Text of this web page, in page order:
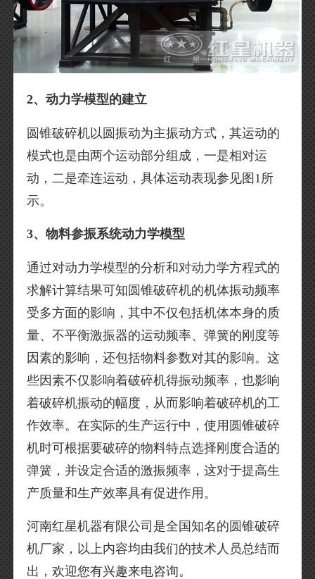
2、动力学模型的建立
圆锥破碎机以圆振动为主振动方式，其运动的
模式也是由两个运动部分组成，一是相对运
动，二是牵连运动，具体运动表现参见图1所
示。
3、物料参振系统动力学模型
通过对动力学模型的分析和对动力学方程式的
求解计算结果可知圆锥破碎机的机体振动频率
受多方面的影响，其中不仅包括机体本身的质
量、不平衡激振器的运动频率、弹簧的刚度等
因素的影响，还包括物料参数对其的影响。这
些因素不仅影响着破碎机得振动频率，也影响
着破碎机振动的幅度，从而影响着破碎机的工
作效率。在实际的生产运行中，使用圆锥破碎
机时可根据要破碎的物料特点选择刚度合适的
弹簧，并设定合适的激振频率，这对于提高生
产质量和生产效率具有促进作用。
河南红星机器有限公司是全国知名的圆锥破碎
机厂家，以上内容均由我们的技术人员总结而
出，欢迎您有兴趣来电咨询。